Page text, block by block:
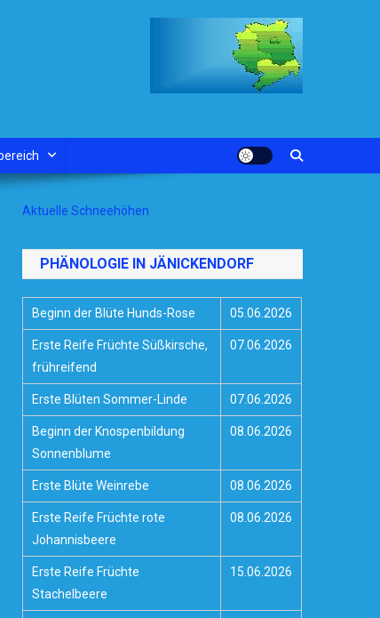
Aktuelle Schneehöhen
PHÄNOLOGIE IN JÄNICKENDORF
Beginn der Blüte Hunds-Rose 05.06.2026
Erste Reife Früchte Süßkirsche,
frühreifend
07.06.2026
Erste Blüten Sommer-Linde 07.06.2026
Beginn der Knospenbildung
Sonnenblume
08.06.2026
Erste Blüte Weinrebe 08.06.2026
Erste Reife Früchte rote
Johannisbeere
08.06.2026
Erste Reife Früchte
Stachelbeere
15.06.2026